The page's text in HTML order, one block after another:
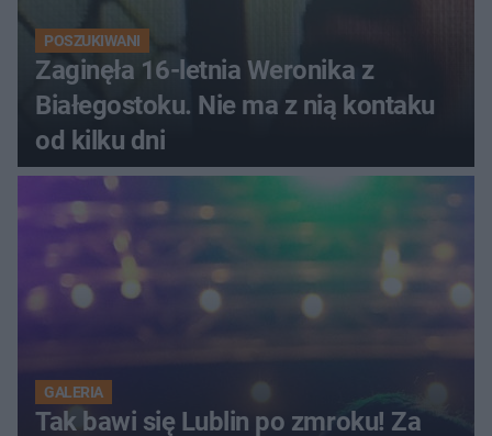
POSZUKIWANI
Zaginęła 16-letnia Weronika z
Białegostoku. Nie ma z nią kontaku
od kilku dni
GALERIA
Tak bawi się Lublin po zmroku! Za